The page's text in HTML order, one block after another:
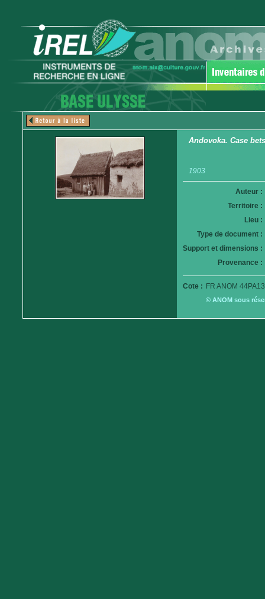
Andovoka. Case
1903
Auteur :
Territoire :
Lieu :
Type de document :
Support et dimensions :
Provenance :
Cote : FR ANOM
© ANOM sous